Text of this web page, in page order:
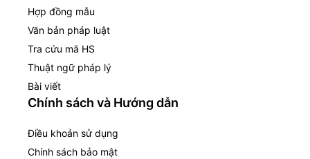
Hợp đồng mẫu
Văn bản pháp luật
Tra cứu mã HS
Thuật ngữ pháp lý
Bài viết
Chính sách và Hướng dẫn
Điều khoản sử dụng
Chính sách bảo mật